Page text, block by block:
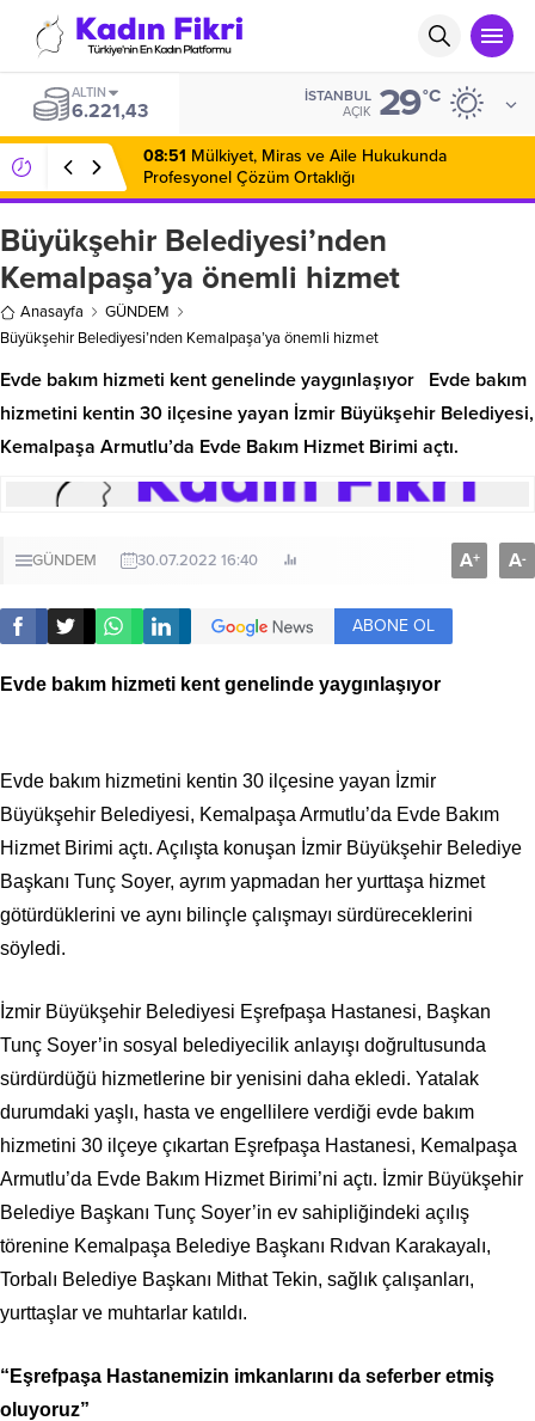
ALTIN
6.221,43
İSTANBUL
AÇIK 29°C
08:51 Mülkiyet, Miras ve Aile Hukukunda
Profesyonel Çözüm Ortaklığı
Büyükşehir Belediyesi’nden
Kemalpaşa’ya önemli hizmet
Anasayfa
GÜNDEM
Büyükşehir Belediyesi’nden Kemalpaşa’ya önemli hizmet
Evde bakım hizmeti kent genelinde yaygınlaşıyor Evde bakım
hizmetini kentin 30 ilçesine yayan İzmir Büyükşehir Belediyesi,
Kemalpaşa Armutlu’da Evde Bakım Hizmet Birimi açtı.
GÜNDEM 30.07.2022 16:40 A+ A-
ABONE OL
Evde bakım hizmeti kent genelinde yaygınlaşıyor
Evde bakım hizmetini kentin 30 ilçesine yayan İzmir
Büyükşehir Belediyesi, Kemalpaşa Armutlu’da Evde Bakım
Hizmet Birimi açtı. Açılışta konuşan İzmir Büyükşehir Belediye
Başkanı Tunç Soyer, ayrım yapmadan her yurttaşa hizmet
götürdüklerini ve aynı bilinçle çalışmayı sürdüreceklerini
söyledi.
İzmir Büyükşehir Belediyesi Eşrefpaşa Hastanesi, Başkan
Tunç Soyer’in sosyal belediyecilik anlayışı doğrultusunda
sürdürdüğü hizmetlerine bir yenisini daha ekledi. Yatalak
durumdaki yaşlı, hasta ve engellilere verdiği evde bakım
hizmetini 30 ilçeye çıkartan Eşrefpaşa Hastanesi, Kemalpaşa
Armutlu’da Evde Bakım Hizmet Birimi’ni açtı. İzmir Büyükşehir
Belediye Başkanı Tunç Soyer’in ev sahipliğindeki açılış
törenine Kemalpaşa Belediye Başkanı Rıdvan Karakayalı,
Torbalı Belediye Başkanı Mithat Tekin, sağlık çalışanları,
yurttaşlar ve muhtarlar katıldı.
“Eşrefpaşa Hastanemizin imkanlarını da seferber etmiş
oluyoruz”